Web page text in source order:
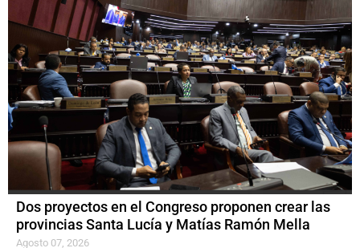
Dos proyectos en el Congreso proponen crear las
provincias Santa Lucía y Matías Ramón Mella
Agosto 07, 2026